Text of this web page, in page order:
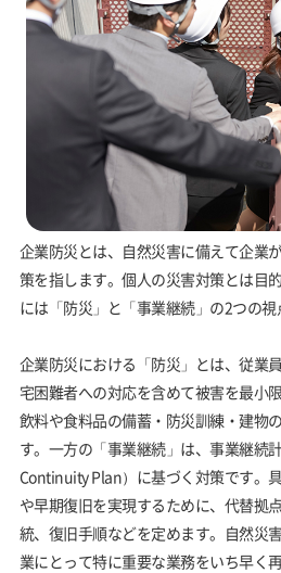
企業防災とは、自然災害に備えて企業
策を指します。個人の災害対策とは目
には「防災」と「事業継続」の2つの視
企業防災における「防災」とは、従業
宅困難者への対応を含めて被害を最小
飲料や食料品の備蓄・防災訓練・建物
す。一方の「事業継続」は、事業継続
Continuity Plan）に基づく対策です。
や早期復旧を実現するために、代替拠
統、復旧手順などを定めます。自然災
業にとって特に重要な業務をいち早く